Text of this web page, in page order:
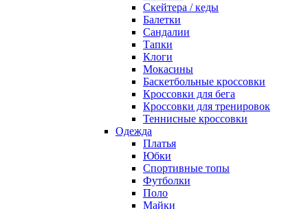
Скейтера / кеды
Балетки
Сандалии
Тапки
Клоги
Мокасины
Баскетбольные кроссовки
Кроссовки для бега
Кроссовки для тренировок
Теннисные кроссовки
Одежда
Платья
Юбки
Спортивные топы
Футболки
Поло
Майки